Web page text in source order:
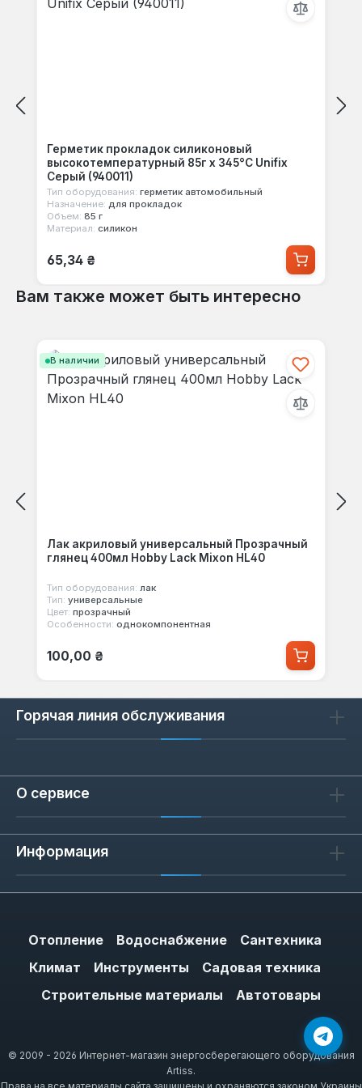
Герметик прокладок силиконовый
высокотемпературный 85г х 345°С Unifix
Серый (940011)
Тип оборудования: герметик автомобильный
Назначение: для прокладок
Объем: 85 г
Материал: силикон
Обычная цена:
65,34 ₴
Вам также может быть интересно
В наличии
Лак акриловый универсальный Прозрачный
глянец 400мл Hobby Lack Mixon HL40
Тип оборудования: лак
Тип: универсальные
Цвет: прозрачный
Особенности: однокомпонентная
Обычная цена:
100,00 ₴
Горячая линия обслуживания
О сервисе
Информация
Отопление Водоснабжение
Сантехника
Климат
Инструменты
Садовая техника
Строительные материалы
Автотовары
© 2009 - 2026 Интернет-магазин энергосберегающего оборудования
Artiss.